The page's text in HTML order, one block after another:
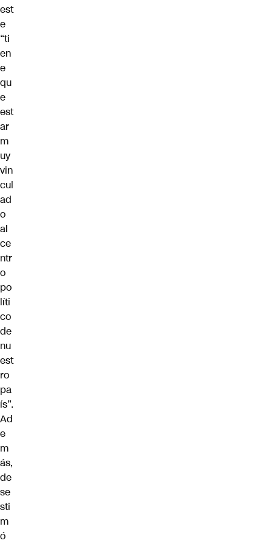
est
e
“ti
en
e
qu
e
est
ar
m
uy
vin
cul
ad
o
al
ce
ntr
o
po
líti
co
de
nu
est
ro
pa
ís”.
Ad
e
m
ás,
de
se
sti
m
ó